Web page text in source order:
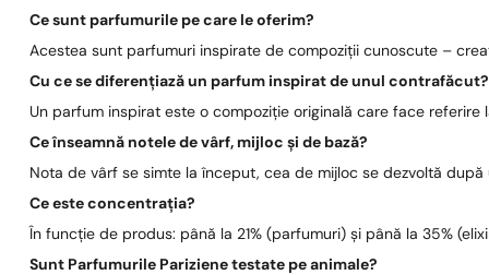
Ce sunt parfumurile pe care le oferim?
Acestea sunt parfumuri inspirate de compoziții cunoscute –
Cu ce se diferențiază un parfum inspirat de unul contrafăcut?
Un parfum inspirat este o compoziție originală care face
Ce înseamnă notele de vârf, mijloc și de bază?
Nota de vârf se simte la început, cea de mijloc se dezvoltă
Ce este concentrația?
În funcție de produs: până la 21% (parfumuri) și până la 35%
Sunt Parfumurile Pariziene testate pe animale?